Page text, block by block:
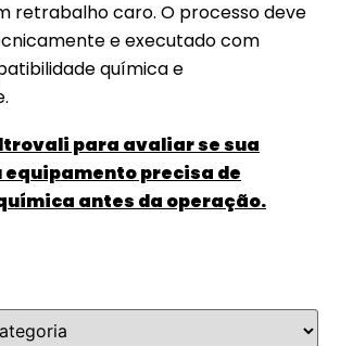
retrabalho caro. O processo deve
e executado com
química e
para avaliar se sua
precisa de
antes da operação.